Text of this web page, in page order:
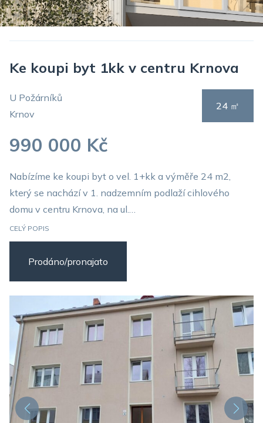
Ke koupi byt 1kk v centru Krnova
U Požárníků
Krnov
24 ㎡
990 000 Kč
Nabízíme ke koupi byt o vel. 1+kk a výměře 24 m2,
který se nachází v 1. nadzemním podlaží cihlového
domu v centru Krnova, na ul.…
CELÝ POPIS
Prodáno/pronajato